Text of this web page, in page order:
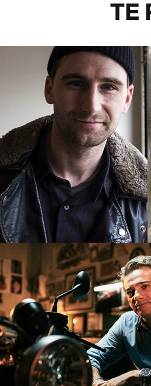
TE
Stephen Kenn